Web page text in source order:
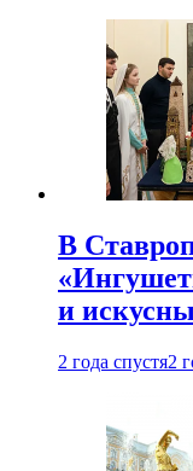
В
и
2 года спустя2